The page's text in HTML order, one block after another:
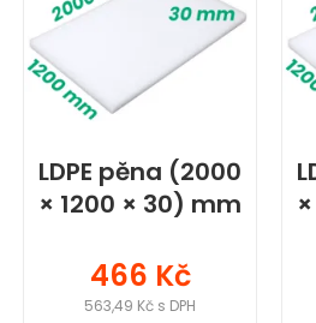
LDPE pěna (2000
× 1200 × 30) mm
466 Kč
563,49 Kč s DPH